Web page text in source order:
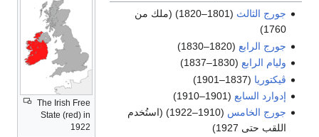
The Irish Free
State (red) in
1922
جورج الثالث
(1801–1820) (ملك من
1760)
جورج الرابع (1820–1830)
وليام الرابع (1830–1837)
ڤيكتوريا (1837–1901)
إدوارد السابع (1901–1910)
جورج الخامس
(1910–1922) (استُخدم
اللقب حتى 1927)